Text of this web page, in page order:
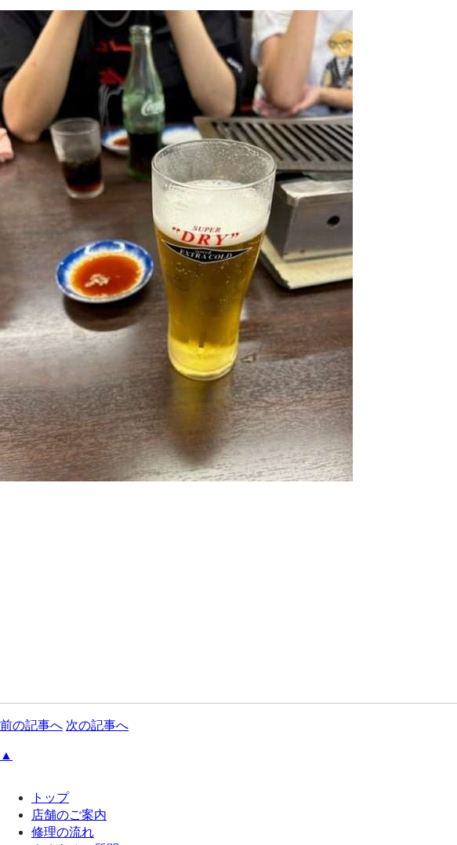
前の記事へ 次の記事へ
▲
トップ
店舗のご案内
修理の流れ